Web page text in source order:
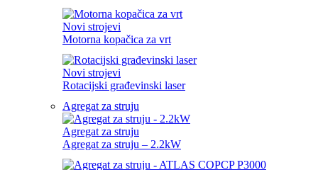
Novi strojevi
Motorna kopačica za vrt
Novi strojevi
Rotacijski građevinski laser
Agregat za struju
Agregat za struju
Agregat za struju – 2.2kW